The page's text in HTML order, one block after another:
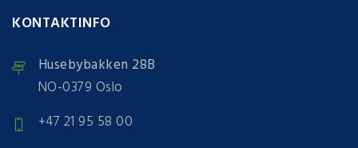
KONTAKTINFO
Husebybakken 28B
NO-0379 Oslo
+47 21 95 58 00